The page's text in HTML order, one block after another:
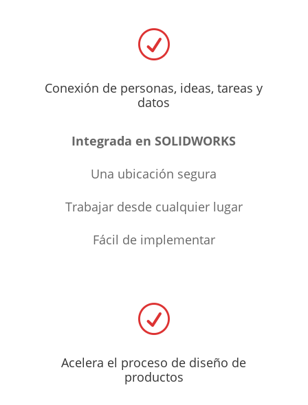
R
Conexión de personas, ideas, tareas y
datos
Integrada en SOLIDWORKS
Una ubicación segura
Trabajar desde cualquier lugar
Fácil de implementar
R
Acelera el proceso de diseño de
productos